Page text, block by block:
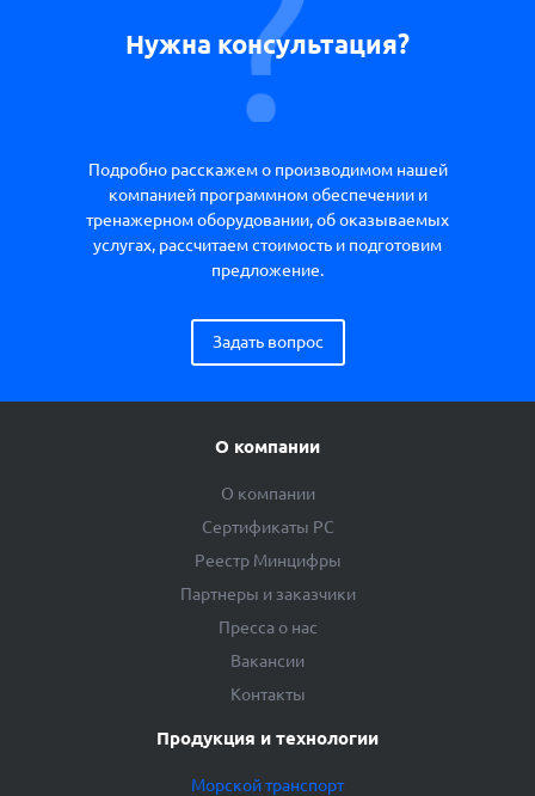
Нужна консультация?
Подробно расскажем о производимом нашей
компанией программном обеспечении и
тренажерном оборудовании, об оказываемых
услугах, рассчитаем стоимость и подготовим
предложение.
Задать вопрос
О компании
О компании
Сертификаты РС
Реестр Минцифры
Партнеры и заказчики
Пресса о нас
Вакансии
Контакты
Продукция и технологии
Морской транспорт